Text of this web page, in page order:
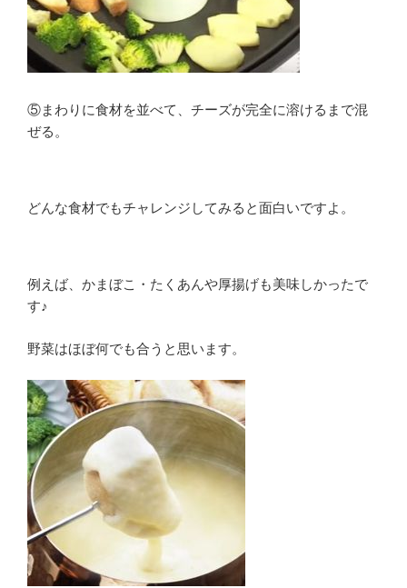
⑤まわりに食材を並べて、チーズが完全に溶けるまで混
ぜる。
どんな食材でもチャレンジしてみると面白いですよ。
例えば、かまぼこ・たくあんや厚揚げも美味しかったで
す♪
野菜はほぼ何でも合うと思います。